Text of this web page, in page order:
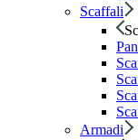
Scaffali
Armadi